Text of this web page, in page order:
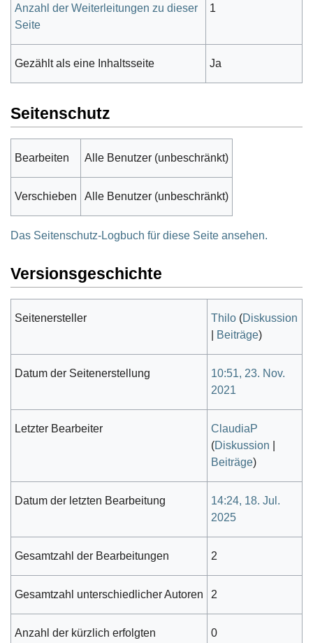
Anzahl der Weiterleitungen zu dieser
Seite
1
Gezählt als eine Inhaltsseite Ja
Seitenschutz
Bearbeiten Alle Benutzer (unbeschränkt)
Verschieben Alle Benutzer (unbeschränkt)
Das Seitenschutz-Logbuch für diese Seite ansehen.
Versionsgeschichte
Seitenersteller Thilo (Diskussion
Beiträge)
Datum der Seitenerstellung
10:51, 23. Nov.
2021
Letzter Bearbeiter
ClaudiaP
(Diskussion
Beiträge)
Datum der letzten Bearbeitung
14:24, 18. Jul.
2025
Gesamtzahl der Bearbeitungen 2
Gesamtzahl unterschiedlicher Autoren 2
Anzahl der kürzlich erfolgten
0